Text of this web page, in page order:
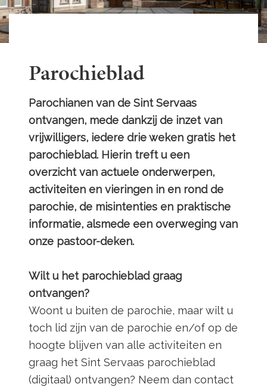
Parochieblad
Parochianen van de Sint Servaas
ontvangen, mede dankzij de inzet van
vrijwilligers, iedere drie weken gratis het
parochieblad. Hierin treft u een
overzicht van actuele onderwerpen,
activiteiten en vieringen in en rond de
parochie, de misintenties en praktische
informatie, alsmede een overweging van
onze pastoor-deken.
Wilt u het parochieblad graag
ontvangen?
Woont u buiten de parochie, maar wilt u
toch lid zijn van de parochie en/of op de
hoogte blijven van alle activiteiten en
graag het Sint Servaas parochieblad
(digitaal) ontvangen? Neem dan contact